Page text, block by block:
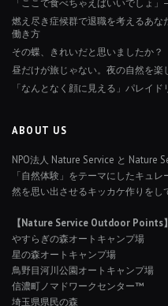
燃え尽き症候群で退職を考えるあ
働き方
その蝶、きれいだと思いましたか？
昼だけが旅じゃない。夜の自然を楽
「なんとなく顔に見える」パレイ
ABOUT US
NPO法人 Nature Service と Nature
「自然体験」をテーマにしたキュ
然を思い出させるキッカケ作りをし
【Nature Service Outdoor Points】
やすらぎの森オートキャンプ場
星の森オートキャンプ場
鳥野目河川公園オートキャンプ場
信濃町ノマドワークセンター™
埼玉県県民の森